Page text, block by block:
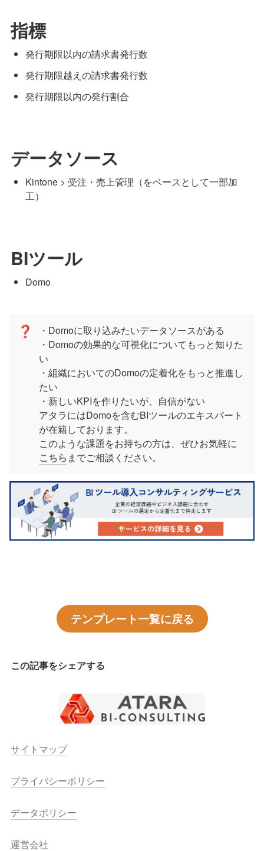
指標
発行期限以内の請求書発行数
発行期限越えの請求書発行数
発行期限以内の発行割合
データソース
Kintone > 受注・売上管理（をベースとして一部加
工）
BIツール
Domo
❓
・Domoに取り込みたいデータソースがある
・Domoの効果的な可視化についてもっと知りた
い
・組織においてのDomoの定着化をもっと推進し
たい
・新しいKPIを作りたいが、自信がない
アタラにはDomoを含むBIツールのエキスパート
が在籍しております。
このような課題をお持ちの方は、ぜひお気軽に
こちら までご相談ください。
テンプレート一覧に戻る
この記事をシェアする
サイトマップ
プライバシーポリシー
データポリシー
運営会社